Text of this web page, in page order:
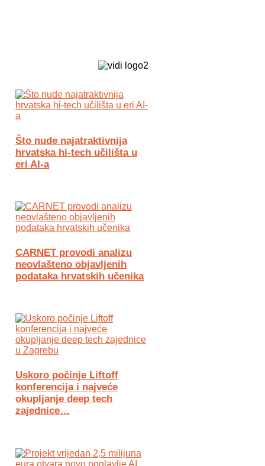
Što nude najatraktivnija
hrvatska hi-tech učilišta u
eri AI-a
CARNET provodi analizu
neovlašteno objavljenih
podataka hrvatskih učenika
Uskoro počinje Liftoff
konferencija i najveće
okupljanje deep tech
zajednice…